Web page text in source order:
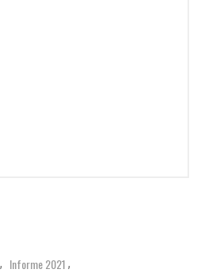
, Informe 2021 ,